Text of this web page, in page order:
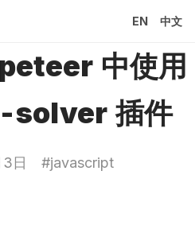
EN 中文
中使用
插件
日 #javascript